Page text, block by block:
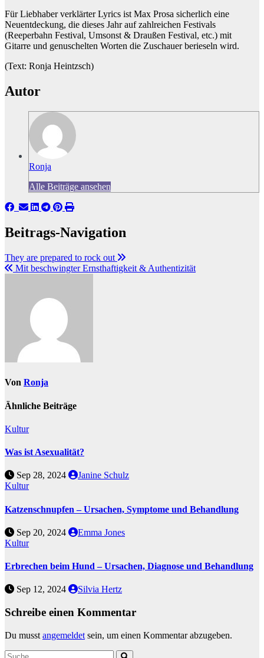
Für Liebhaber verklärter Lyrics ist Max Prosa sicherlich eine
Neuentdeckung, die dieses Jahr auf zahlreichen Festivals
(Reeperbahn Festival, Umsonst & Draußen Festival, etc.) mit
Gitarre und genuschelten Worten die Zuschauer berieseln wird.
(Text: Ronja Heintzsch)
Autor
Ronja
Alle Beiträge ansehen
Beitrags-Navigation
They are prepared to rock out
Mit beschwingter Ernsthaftigkeit & Authentizität
Von Ronja
Ähnliche Beiträge
Kultur
Was ist Asexualität?
Sep 28, 2024
Janine Schulz
Kultur
Katzenschnupfen – Ursachen, Symptome und Behandlung
Sep 20, 2024
Emma Jones
Kultur
Erbrechen beim Hund – Ursachen, Diagnose und Behandlung
Sep 12, 2024 Silvia Hertz
Schreibe einen Kommentar
Du musst angemeldet sein, um einen Kommentar abzugeben.